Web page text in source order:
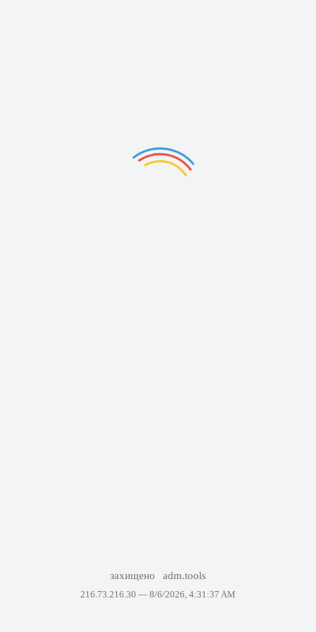
захищено adm.tools
216.73.216.30 — 8/6/2026, 4:31:37 AM